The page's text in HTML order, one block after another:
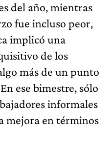
del año, mientras
fue incluso peor,
implicó una
de los
más de un punto
ese bimestre, sólo
informales
mejora en términos